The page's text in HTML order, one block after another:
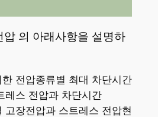
의 아래사항을 설명하
전압종류별 최대 차단시간
레스 전압과 차단시간
고장전압과 스트레스 전압현